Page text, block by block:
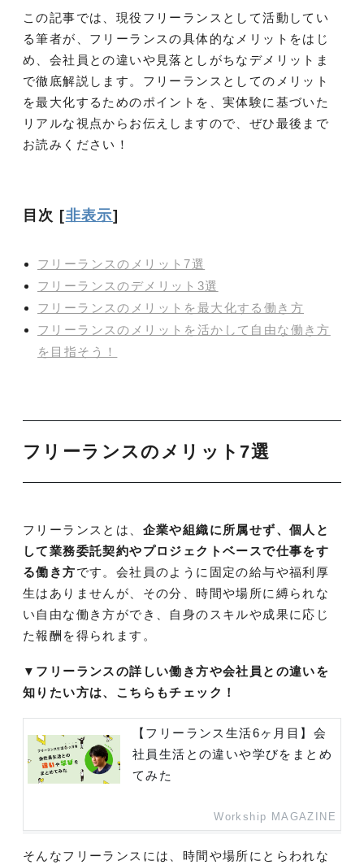
この記事では、現役フリーランスとして活動してい
る筆者が、フリーランスの具体的なメリットをはじ
め、会社員との違いや見落としがちなデメリットま
で徹底解説します。フリーランスとしてのメリット
を最大化するためのポイントを、実体験に基づいた
リアルな視点からお伝えしますので、ぜひ最後まで
お読みください！
目次 [非表示]
フリーランスのメリット7選
フリーランスのデメリット3選
フリーランスのメリットを最大化する働き方
フリーランスのメリットを活かして自由な働き方
を目指そう！
フリーランスのメリット7選
フリーランスとは、 企業や組織に所属せず、個人と
して業務委託契約やプロジェクトベースで仕事をす
る働き方です。会社員のように固定の給与や福利厚
生はありませんが、その分、時間や場所に縛られな
い自由な働き方ができ、自身のスキルや成果に応じ
た報酬を得られます。
▼フリーランスの詳しい働き方や会社員との違いを
知りたい方は、こちらもチェック！
【フリーランス生活6ヶ月目】会
社員生活との違いや学びをまとめ
てみた
Workship MAGAZINE
そんなフリーランスには、時間や場所にとらわれな